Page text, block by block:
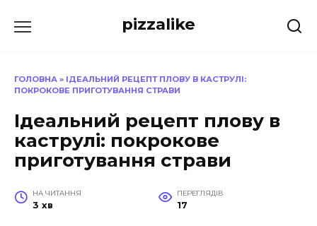
до
pizzalike
ГОЛОВНА » ІДЕАЛЬНИЙ РЕЦЕПТ ПЛОВУ В КАСТРУЛІ:
ПОКРОКОВЕ ПРИГОТУВАННЯ СТРАВИ
Ідеальний рецепт плову в
каструлі: покрокове
приготування страви
НА ЧИТАННЯ
3 хв
ПЕРЕГЛЯДІВ
17